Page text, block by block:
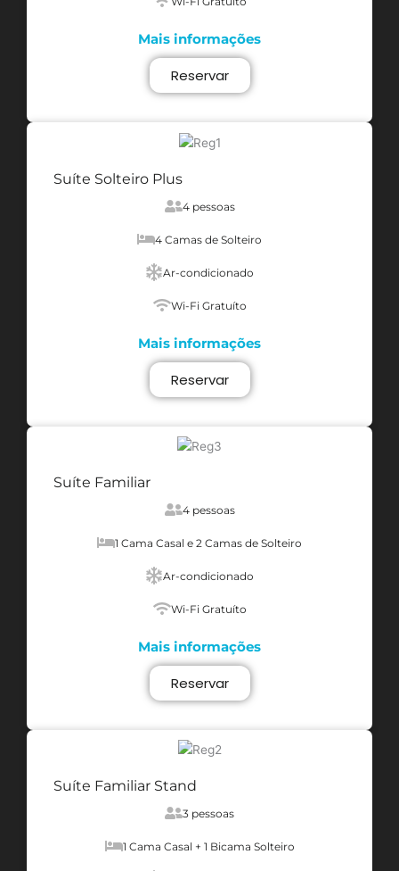
Mais informações
Reservar
Suíte Solteiro Plus
4 pessoas
4 Camas de Solteiro
Ar-condicionado
Wi-Fi Gratuíto
Mais informações
Reservar
Suíte Familiar
4 pessoas
1 Cama Casal e 2 Camas de Solteiro
Ar-condicionado
Wi-Fi Gratuíto
Mais informações
Reservar
Suíte Familiar Stand
3 pessoas
1 Cama Casal + 1 Bicama Solteiro